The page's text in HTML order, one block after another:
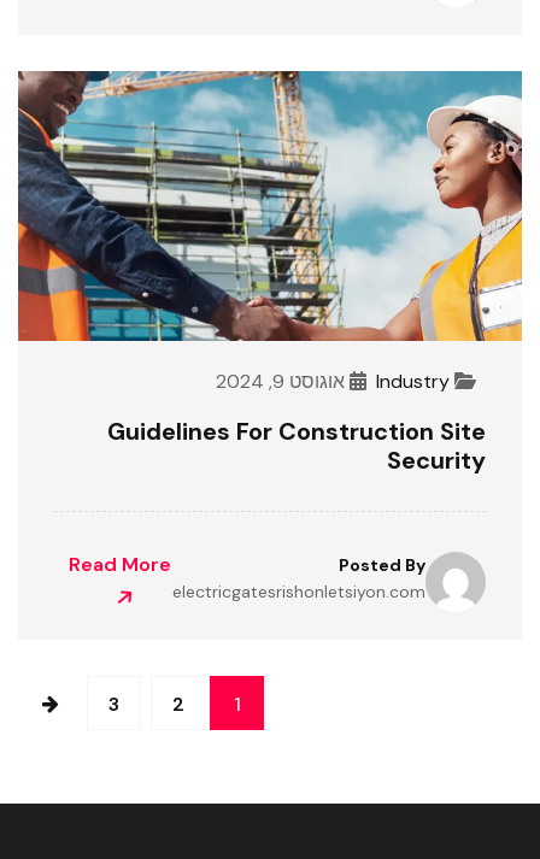
Industry אוגוסט 9, 2024
Guidelines For Construction Site
Security
Posted By
electricgatesrishonletsiyon.com
Read More
1
2
3